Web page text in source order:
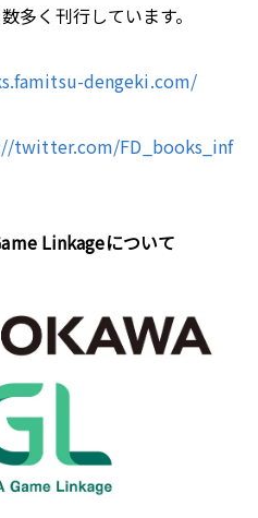
多く刊行しています。
dengeki.com/
twitter.com/FD_books_inf
Linkageについて